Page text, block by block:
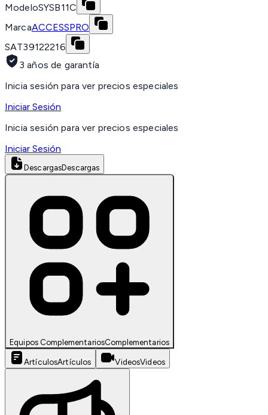
ModeloSYSB11C
MarcaACCESSPRO
SAT39122216
3 años de garantía
Inicia sesión para ver precios especiales
Iniciar Sesión
Inicia sesión para ver precios especiales
Iniciar Sesión
DescargasDescargas
Equipos ComplementariosComplementarios
ArtículosArtículos VideosVideos